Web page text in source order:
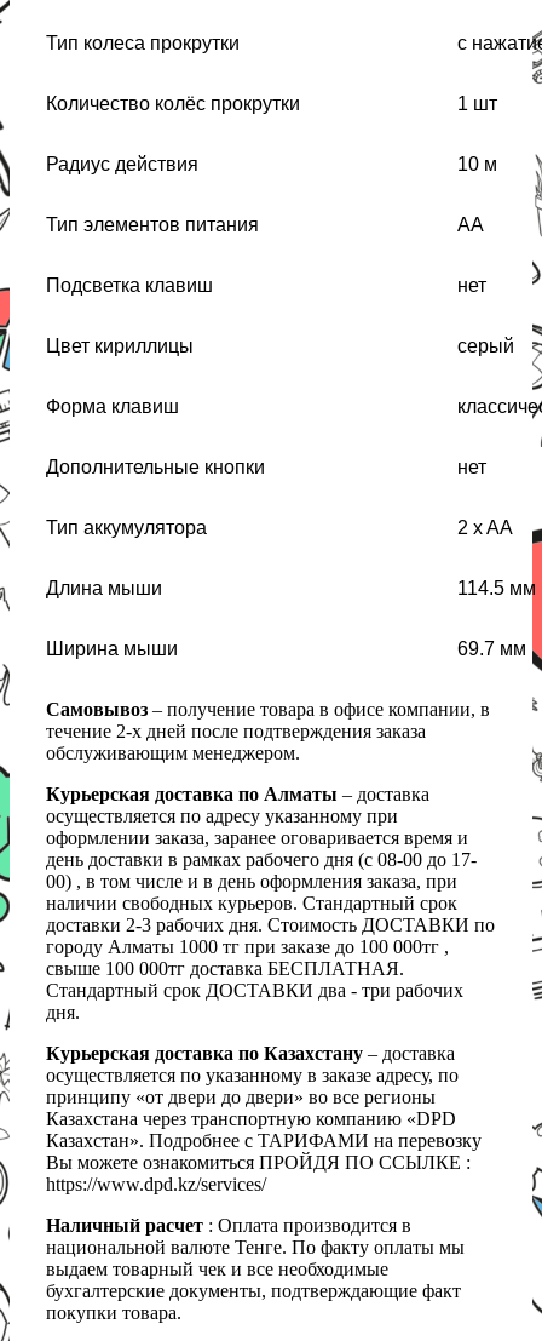
Тип колеса прокрутки с
Количество колёс прокрутки 1 шт
Радиус действия 10 м
Тип элементов питания AA
Подсветка клавиш нет
Цвет кириллицы серый
Форма клавиш
Дополнительные кнопки нет
Тип аккумулятора 2 x AA
Длина мыши 114.5 мм
Ширина мыши 69.7 мм
Самовывоз – получение товара в офисе компании, в
течение 2-х дней после подтверждения заказа
обслуживающим менеджером.
Курьерская доставка по Алматы – доставка
осуществляется по адресу указанному при
оформлении заказа, заранее оговаривается время и
день доставки в рамках рабочего дня (с 08-00 до 17-
00) , в том числе и в день оформления заказа, при
наличии свободных курьеров. Стандартный срок
доставки 2-3 рабочих дня. Стоимость ДОСТАВКИ по
городу Алматы 1000 тг при заказе до 100 000тг ,
свыше 100 000тг доставка БЕСПЛАТНАЯ.
Стандартный срок ДОСТАВКИ два - три рабочих
дня.
Курьерская доставка по Казахстану – доставка
осуществляется по указанному в заказе адресу, по
принципу «от двери до двери» во все регионы
Казахстана через транспортную компанию «DPD
Казахстан». Подробнее с ТАРИФАМИ на перевозку
Вы можете ознакомиться ПРОЙДЯ ПО ССЫЛКЕ :
https://www.dpd.kz/services/
Наличный расчет : Оплата производится в
национальной валюте Тенге. По факту оплаты мы
выдаем товарный чек и все необходимые
бухгалтерские документы, подтверждающие факт
покупки товара.